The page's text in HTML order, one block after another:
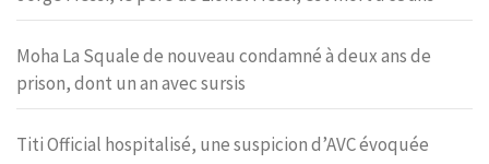
Moha La Squale de nouveau condamné à deux ans de
prison, dont un an avec sursis
Titi Official hospitalisé, une suspicion d’AVC évoquée